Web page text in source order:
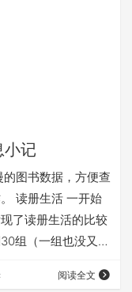
小记
图书数据，方便查
读册生活 一开始
了读册生活的比较
组（一组也没又太
漫画测试。直接上
阅读全文